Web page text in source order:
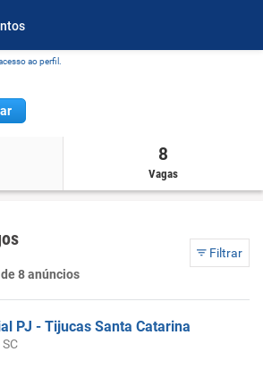
ao perfil.
8
Vagas
Filtrar
8 anúncios
PJ - Tijucas Santa Catarina